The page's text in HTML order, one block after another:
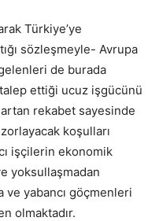
Türkiye’ye
sözleşmeyle- Avrupa
de burada
ettiği ucuz işgücünü
artan rekabet sayesinde
koşulları
işçilerin ekonomik
yoksullaşmadan
ve yabancı göçmenleri
olmaktadır.